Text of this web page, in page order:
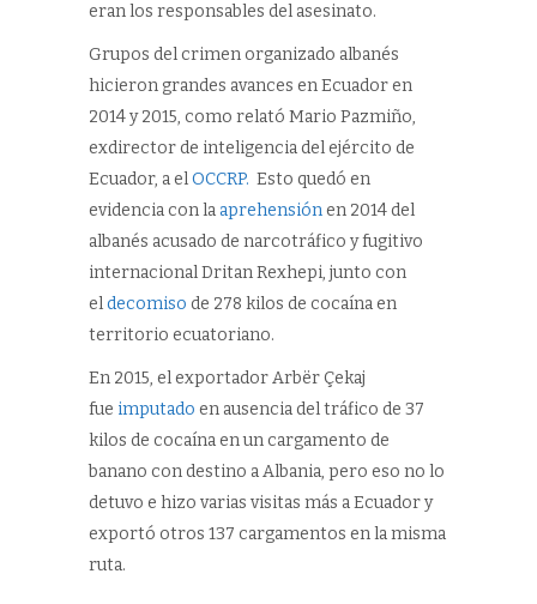
eran los responsables del asesinato.
Grupos del crimen organizado albanés
hicieron grandes avances en Ecuador en
2014 y 2015, como relató Mario Pazmiño,
exdirector de inteligencia del ejército de
Ecuador, a elOCCRP. Esto quedó en
evidencia con la aprehensiónen 2014 del
albanés acusado de narcotráfico y fugitivo
internacional Dritan Rexhepi, junto con
eldecomiso de 278 kilos de cocaína en
territorio ecuatoriano.
En 2015, el exportador Arbër Çekaj
fue imputado en ausencia del tráfico de 37
kilos de cocaína en un cargamento de
banano con destino a Albania, pero eso no lo
detuvo e hizo varias visitas más a Ecuador y
exportó otros 137 cargamentos en la misma
ruta.